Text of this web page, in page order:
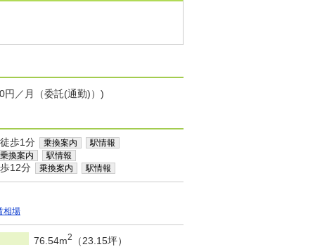
／月（委託(通勤)）)
歩1分 乗換案内
駅情報
乗換案内
駅情報
12分 乗換案内 駅情報
相場
76.54m2
（23.15坪）